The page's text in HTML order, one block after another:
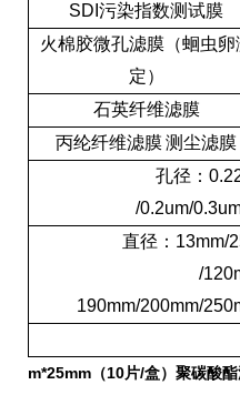
SDI污染指数测试膜
火棉胶微孔滤膜（蛔虫卵
定）
石英纤维滤膜
丙纶纤维滤膜 测尘滤膜
孔径：
/0.2um/
直径： 13mm/
/
190mm/200mm/
m*25mm（10片/盒）聚碳酸